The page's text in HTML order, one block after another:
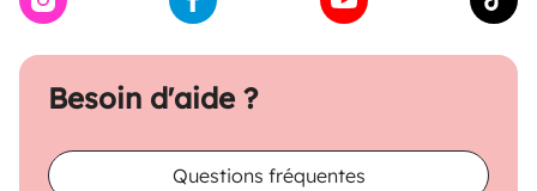
Besoin d'aide ?
Questions fréquentes